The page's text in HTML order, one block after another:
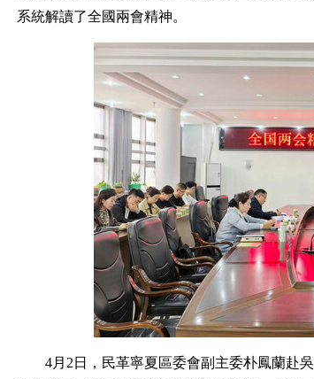
系統解讀了全國兩會精神。
4月2日，民革寧夏區委會副主委朴鳳蘭赴